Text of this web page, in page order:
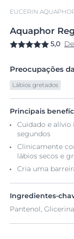
EUCERIN
Aquaphor
5,0
Preocupações
Lábios gretados
Principais
Cuidado e
segundos
Clinicamente
lábios secos e
Cria uma
Ingredientes-
Pantenol,